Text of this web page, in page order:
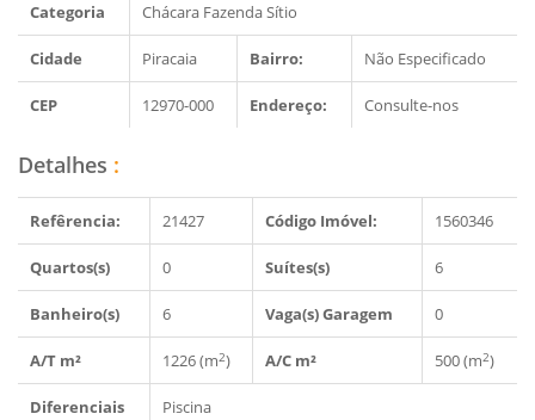
Categoria Chácara Fazenda Sítio
Cidade Piracaia Bairro: Não Especificado
CEP 12970-000 Endereço: Consulte-nos
Detalhes :
Refêrencia: 21427 Código Imóvel: 1560346
Quartos(s) 0 Suítes(s) 6
Banheiro(s) 6 Vaga(s) Garagem 0
A/T m² 1226 (m2) A/C m² 500 (m2)
Diferenciais Piscina